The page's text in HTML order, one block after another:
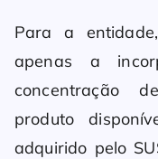
Para a
apenas a
concentração
produto
adquirido pelo